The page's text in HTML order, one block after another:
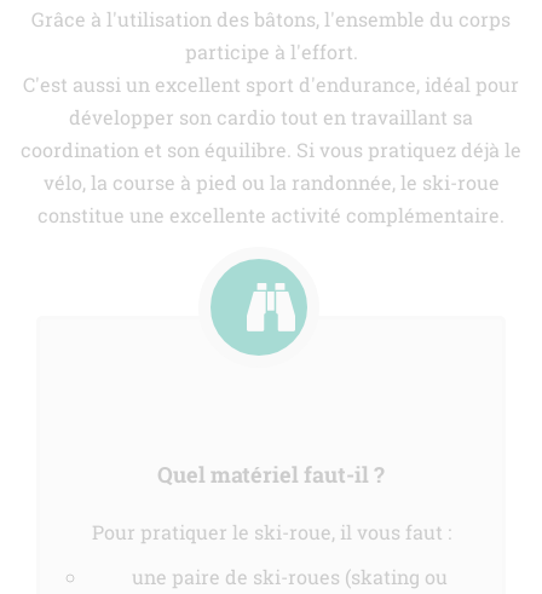
Grâce à l'utilisation des bâtons, l'ensemble du corps
participe à l'effort.
C'est aussi un excellent sport d'endurance, idéal pour
développer son cardio tout en travaillant sa
coordination et son équilibre. Si vous pratiquez déjà le
vélo, la course à pied ou la randonnée, le ski-roue
constitue une excellente activité complémentaire.
Quel matériel faut-il ?
Pour pratiquer le ski-roue, il vous faut :
une paire de ski-roues (skating ou